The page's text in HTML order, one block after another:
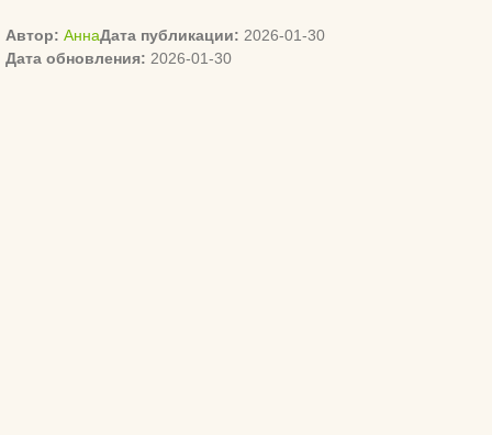
Автор: АннаДата публикации: 2026-01-30
Дата обновления: 2026-01-30